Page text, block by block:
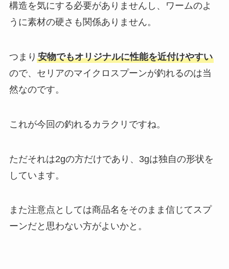
構造を気にする必要がありませんし、ワームのよ
うに素材の硬さも関係ありません。
つまり 安物でもオリジナルに性能を近付けやすい
ので、セリアのマイクロスプーンが釣れるのは当
然なのです。
これが今回の釣れるカラクリですね。
ただそれは2gの方だけであり、3gは独自の形状を
しています。
また注意点としては商品名をそのまま信じてスプ
ーンだと思わない方がよいかと。